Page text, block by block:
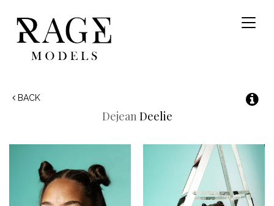
BACK
Dejean Deelie